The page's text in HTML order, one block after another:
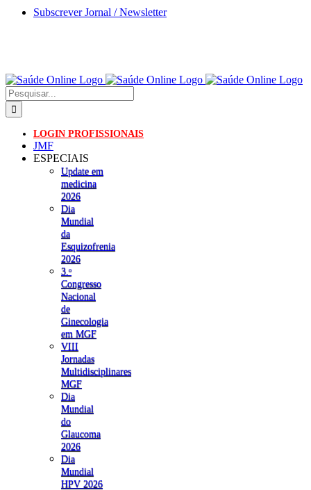
Skip
Subscrever Jornal / Newsletter
Pesquisar
LOGIN PROFISSIONAIS
JMF
ESPECIAIS
Update em
medicina
2026
Dia
Mundial
da
Esquizofrenia
2026
3.ᵒ
Congresso
Nacional
de
Ginecologia
em MGF
VIII
Jornadas
Multidisciplinares
MGF
Dia
Mundial
do
Glaucoma
2026
Dia
Mundial
HPV 2026